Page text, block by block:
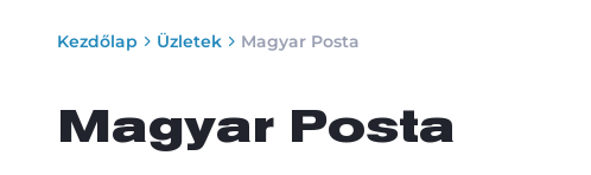
Kezdőlap Üzletek Magyar Posta
Magyar Posta